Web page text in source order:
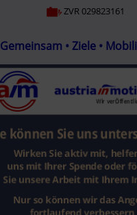
ZVR 029823161
Gemeinsam • Ziele •